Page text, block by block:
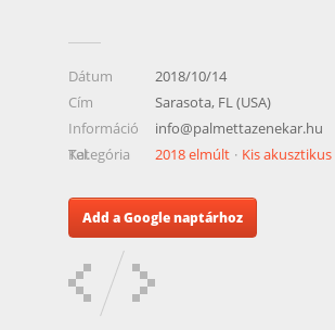
Dátum
2018/10/14
Cím
Sarasota, FL (USA)
Információ
info@palmettazenekar.hu
Tel.
Kategória 2018 elmúlt Kis akusztikus
Add a Google naptárhoz